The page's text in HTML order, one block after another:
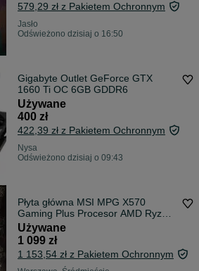
579,29 zł z Pakietem Ochronnym
Jasło
Odświeżono dzisiaj o 16:50
Gigabyte Outlet GeForce GTX
1660 Ti OC 6GB GDDR6
Używane
400 zł
422,39 zł z Pakietem Ochronnym
Nysa
Odświeżono dzisiaj o 09:43
Płyta główna MSI MPG X570
Gaming Plus Procesor AMD Ryzen
7 3800X +
Używane
1 099 zł
1 153,54 zł z Pakietem Ochronnym